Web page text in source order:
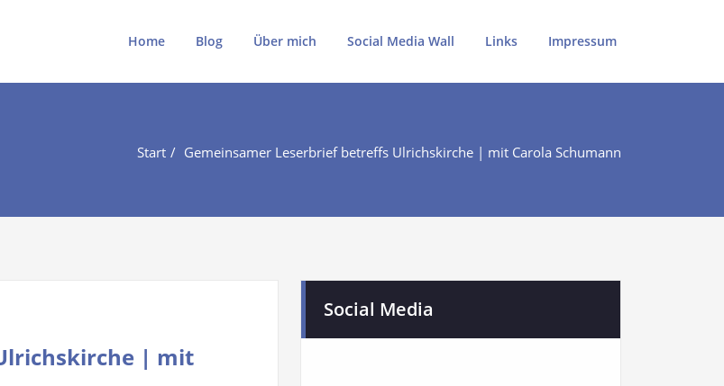
Home Blog Über mich Social Media Wall Links Impressum
Start Gemeinsamer Leserbrief betreffs Ulrichskirche | mit Carola Schumann
| mit
Social Media